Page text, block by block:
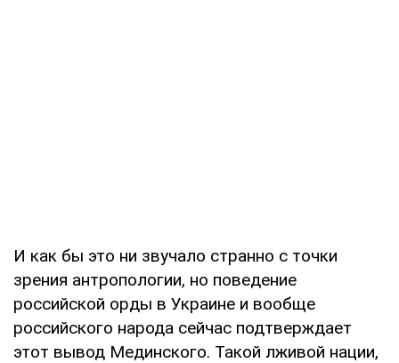
И как бы это ни звучало странно с точки
зрения антропологии, но поведение
российской орды в Украине и вообще
российского народа сейчас подтверждает
этот вывод Мединского. Такой лживой нации,